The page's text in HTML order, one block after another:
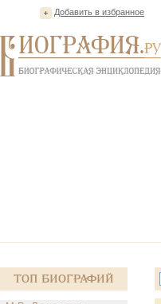
Добавить в избранное
Топ Биографий